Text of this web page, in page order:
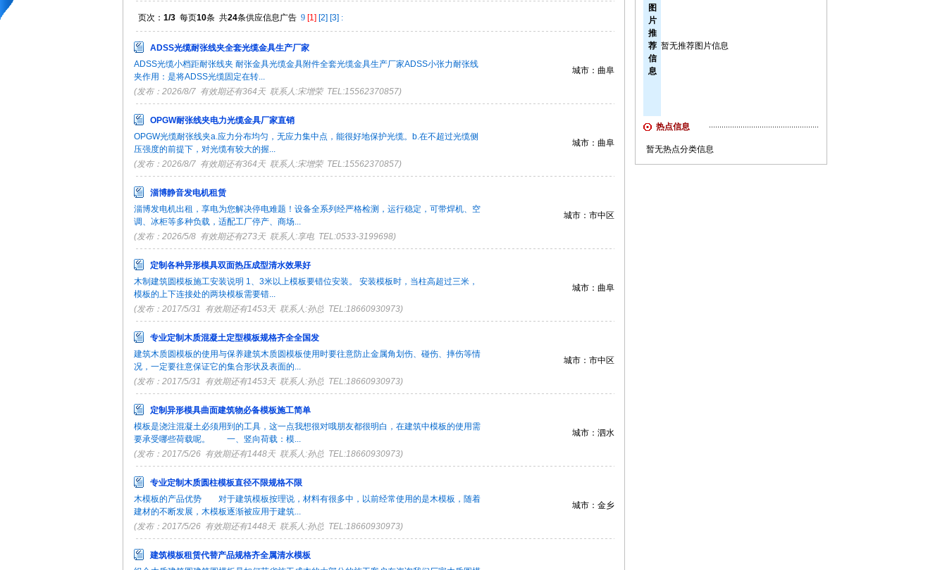
页次： 1/3每页10条 共24条供应信息广告 9 [1] [2] [3] :
ADSS光缆耐张线夹全套光缆金具生产厂家
ADSS光缆小档距耐张线夹 耐张金具光缆金具附件全套光缆金具生产厂家ADSS小张力耐张线
夹作用：是将ADSS光缆固定在转...
城市：曲阜
(发布：2026/8/7 有效期还有364天 联系人:宋增荣 TEL:15562370857)
OPGW耐张线夹电力光缆金具厂家直销
OPGW光缆耐张线夹a.应力分布均匀，无应力集中点，能很好地保护光缆。b.在不超过光缆侧
压强度的前提下，对光缆有较大的握...
城市：曲阜
(发布：2026/8/7 有效期还有364天 联系人:宋增荣 TEL:15562370857)
淄博静音发电机租赁
淄博发电机出租，享电为您解决停电难题！设备全系列经严格检测，运行稳定，可带焊机、空
调、冰柜等多种负载，适配工厂停产、商场...
城市：市中区
(发布：2026/5/8 有效期还有273天 联系人:享电 TEL:0533-3199698)
定制各种异形模具双面热压成型清水效果好
木制建筑圆模板施工安装说明 1、3米以上模板要错位安装。 安装模板时，当柱高超过三米，
模板的上下连接处的两块模板需要错...
城市：曲阜
(发布：2017/5/31 有效期还有1453天 联系人:孙总 TEL:18660930973)
专业定制木质混凝土定型模板规格齐全全国发
建筑木质圆模板的使用与保养建筑木质圆模板使用时要往意防止金属角划伤、碰伤、摔伤等情
况，一定要往意保证它的集合形状及表面的...
城市：市中区
(发布：2017/5/31 有效期还有1453天 联系人:孙总 TEL:18660930973)
定制异形模具曲面建筑物必备模板施工简单
模板是浇注混凝土必须用到的工具，这一点我想很对哦朋友都很明白，在建筑中模板的使用需
要承受哪些荷载呢。 一、竖向荷载：模...
城市：泗水
(发布：2017/5/26 有效期还有1448天 联系人:孙总 TEL:18660930973)
专业定制木质圆柱模板直径不限规格不限
木模板的产品优势 对于建筑模板按理说，材料有很多中，以前经常使用的是木模板，随着
建材的不断发展，木模板逐渐被应用于建筑...
城市：金乡
(发布：2017/5/26 有效期还有1448天 联系人:孙总 TEL:18660930973)
建筑模板租赁代替产品规格齐全属清水模板
图
片
推
荐
信
息
暂无推荐图片信息
热点信息
暂无热点分类信息